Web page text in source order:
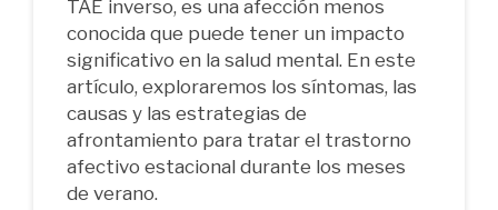
TAE inverso, es una afección menos
conocida que puede tener un impacto
significativo en la salud mental. En este
artículo, exploraremos los síntomas, las
causas y las estrategias de
afrontamiento para tratar el trastorno
afectivo estacional durante los meses
de verano.